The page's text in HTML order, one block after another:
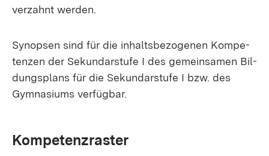
ver­zahnt wer­den.
Syn­op­sen sind für die in­halts­be­zo­ge­nen Kom­pe­
ten­zen der Se­kun­dar­stu­fe I des ge­mein­sa­men Bil­
dungs­plans für die Se­kun­dar­stu­fe I bzw. des
Gym­na­si­ums ver­füg­bar.
Kom­pe­tenz­ras­ter